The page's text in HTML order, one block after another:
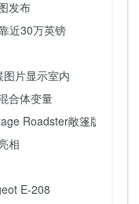
发布
近30万英镑
片显示室内
合体变量
Roadster敞篷版亮相
相
E-208